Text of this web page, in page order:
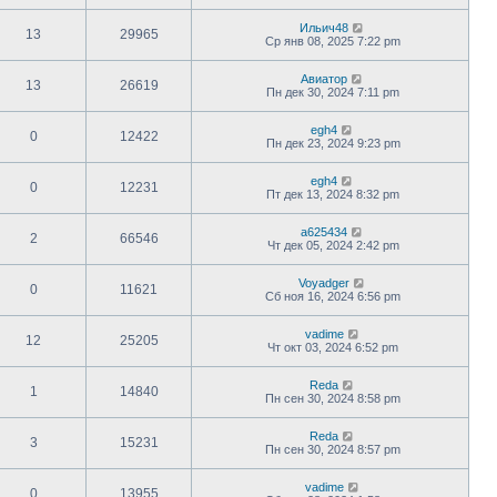
13 29965
Ильич48
Ср янв 08, 2025 7:22 pm
13 26619
Авиатор
Пн дек 30, 2024 7:11 pm
0 12422
egh4
Пн дек 23, 2024 9:23 pm
0 12231
egh4
Пт дек 13, 2024 8:32 pm
2 66546
a625434
Чт дек 05, 2024 2:42 pm
0 11621
Voyadger
Сб ноя 16, 2024 6:56 pm
12 25205
vadime
Чт окт 03, 2024 6:52 pm
1 14840
Reda
Пн сен 30, 2024 8:58 pm
3 15231
Reda
Пн сен 30, 2024 8:57 pm
0 13955
vadime